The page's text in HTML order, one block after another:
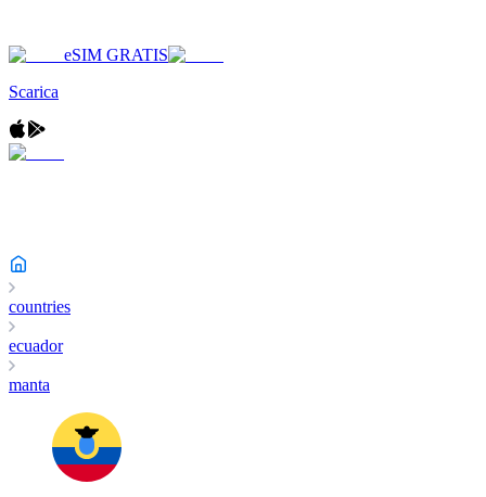
eSIM GRATIS
Scarica
countries
ecuador
manta